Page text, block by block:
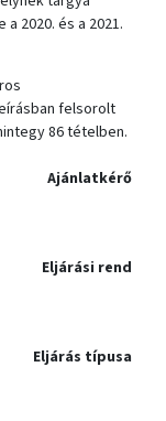
2020. és a 2021.
felsorolt
86 tételben.
Ajánlatkérő
Eljárási rend
Eljárás típusa